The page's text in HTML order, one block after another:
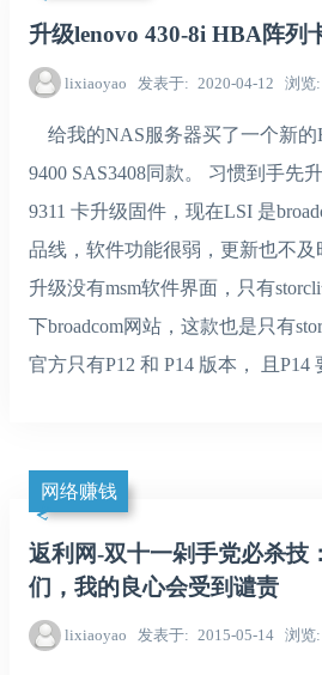
升级lenovo 430-8i HBA阵列
lixiaoyao 发表于 2020-04-12 浏览
给我的NAS服务器买了一个新
9400 SAS3408同款。 习惯到手先
9311 卡升级固件，现在LSI 是
品线，软件功能很弱，更新也不及
升级没有msm软件界面，只有
下broadcom网站，这款也是只有
官方只有P12 和 P14 版本， 且P14
网络赚钱
返利网-双十一剁手党必杀技
们，我的良心会受到谴责
lixiaoyao 发表于 2015-05-14 浏览